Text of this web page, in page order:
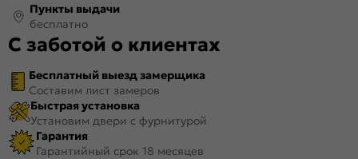
Пункты выдачи
бесплатно
С заботой о клиентах
Бесплатный выезд замерщика
Составим лист замеров
Быстрая установка
Установим двери с фурнитурой
Гарантия
Гарантийный срок 18 месяцев